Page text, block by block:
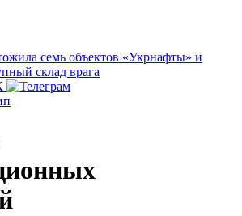
семь объектов «Укрнафты» и
склад врага